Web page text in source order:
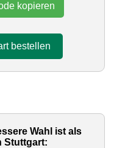
kopieren
bestellen
Wahl ist als
Stuttgart: